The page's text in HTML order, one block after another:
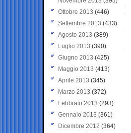
Ottobre 2013 (446)
Settembre 2013 (433)
Agosto 2013 (389)
Luglio 2013 (390)
Giugno 2013 (425)
Maggio 2013 (413)
Aprile 2013 (345)
Marzo 2013 (372)
Febbraio 2013 (293)
Gennaio 2013 (361)
Dicembre 2012 (364)